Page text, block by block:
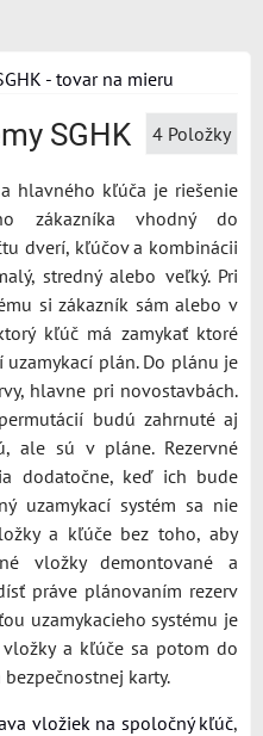
- tovar na mieru
SGHK 4 Položky
hlavného kľúča je riešenie
zákazníka vhodný do
dverí, kľúčov a kombinácii
stredný alebo veľký. Pri
si zákazník sám alebo v
kľúč má zamykať ktoré
plán. Do plánu je
hlavne pri novostavbách.
budú zahrnuté aj
ale sú v pláne. Rezervné
dodatočne, keď ich bude
uzamykací systém sa nie
a kľúče bez toho, aby
vložky demontované a
práve plánovaním rezerv
uzamykacieho systému je
vložky a kľúče sa potom do
karty.
vložiek na spoločný kľúč,